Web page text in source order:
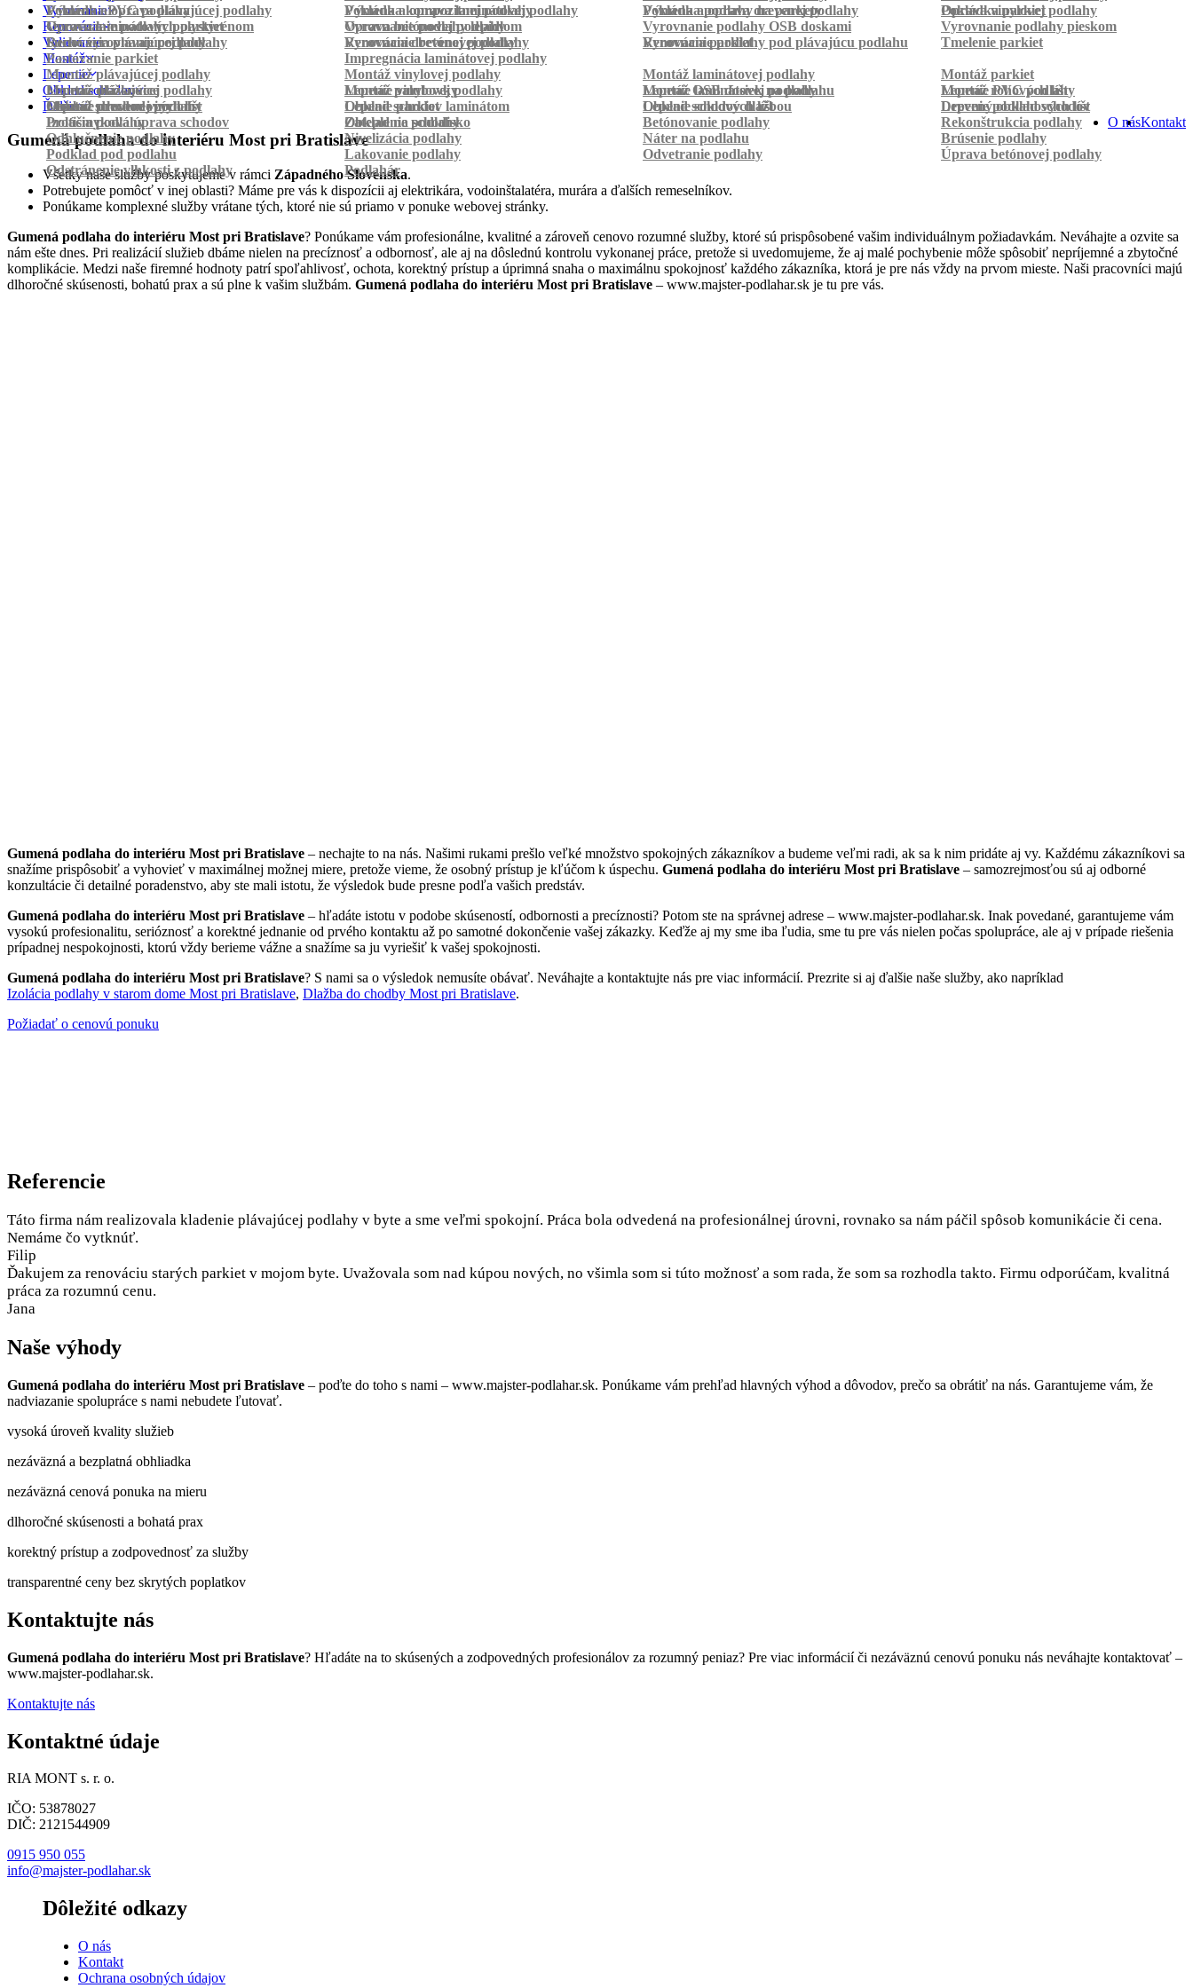
Pokládka PVC podlahy
Pokládka kompozitnej podlahy Pokládka podlahy na parkety Pokládka parkiet
Výmena a oprava plávajúcej podlahy
Výmena a oprava laminátovej podlahy Výmena a oprava drevenej podlahy
Oprava vinylovej podlahy
Oprava laminátových parkiet
Oprava betónovej podlahy
Vyrovnanie
Vyrovnanie podlahy polystyrénom
Vyrovnanie podlahy lepidlom Vyrovnanie podlahy OSB doskami
Vyrovnanie podlahy pieskom
Suché vyrovnanie podlahy
Vyrovnanie betónovej podlahy Vyrovnanie podlahy pod plávajúcu podlahu
Renovácia
Renovácia plávajúcej podlahy
Renovácia drevenej podlahy Renovácia parkiet
Tmelenie parkiet
Pastovanie parkiet
Impregnácia laminátovej podlahy
Vylievanie
Montáž
Montáž plávajúcej podlahy
Montáž vinylovej podlahy Montáž laminátovej podlahy
Montáž parkiet
Montáž dlážkovice
Montáž palubovky Montáž OSB dosiek na podlahu
Montáž rohových líšt
Montáž prechodových líšt
Lepenie
Lepenie plávajúcej podlahy
Lepenie vinylovej podlahy Lepenie laminátovej podlahy
Lepenie PVC podlahy
Lepenie drevenej podlahy
Lepenie parkiet Lepenie soklových líšt Lepenie podlahových líšt
Obklad schodov
Obklad schodov vinylom
Obklad schodov laminátom Obklad schodov dlažbou
Drevený obklad schodov
Protišmyková úprava schodov
Obklad na schodisko
Ďalšie
Izolácia podlahy
Zateplenie podlahy Betónovanie podlahy
Rekonštrukcia podlahy
Odhlučnenie podlahy
Nivelizácia podlahy Náter na podlahu
Brúsenie podlahy
Podklad pod podlahu
Lakovanie podlahy Odvetranie podlahy
Úprava betónovej podlahy
Odstránenie vlhkosti z podlahy
Podlahár
Kontakt
O nás
Gumená podlaha do interiéru Most pri Bratislave
Všetky naše služby poskytujeme v rámci Západného Slovenska.
Potrebujete pomôcť v inej oblasti? Máme pre vás k dispozícii aj elektrikára, vodoinštalatéra, murára a ďalších remeselníkov.
Ponúkame komplexné služby vrátane tých, ktoré nie sú priamo v ponuke webovej stránky.
Gumená podlaha do interiéru Most pri Bratislave? Ponúkame vám profesionálne, kvalitné a zároveň cenovo rozumné služby, ktoré sú prispôsobené vašim individuálnym požiadavkám. Neváhajte a ozvite sa
nám ešte dnes. Pri realizácií služieb dbáme nielen na precíznosť a odbornosť, ale aj na dôslednú kontrolu vykonanej práce, pretože si uvedomujeme, že aj malé pochybenie môže spôsobiť nepríjemné a zbytočné
komplikácie. Medzi naše firemné hodnoty patrí spoľahlivosť, ochota, korektný prístup a úprimná snaha o maximálnu spokojnosť každého zákazníka, ktorá je pre nás vždy na prvom mieste. Naši pracovníci majú
dlhoročné skúsenosti, bohatú prax a sú plne k vašim službám. Gumená podlaha do interiéru Most pri Bratislave – www.majster-podlahar.sk je tu pre vás.
Gumená podlaha do interiéru Most pri Bratislave – nechajte to na nás. Našimi rukami prešlo veľké množstvo spokojných zákazníkov a budeme veľmi radi, ak sa k nim pridáte aj vy. Každému zákazníkovi sa
snažíme prispôsobiť a vyhovieť v maximálnej možnej miere, pretože vieme, že osobný prístup je kľúčom k úspechu. Gumená podlaha do interiéru Most pri Bratislave – samozrejmosťou sú aj odborné
konzultácie či detailné poradenstvo, aby ste mali istotu, že výsledok bude presne podľa vašich predstáv.
Gumená podlaha do interiéru Most pri Bratislave – hľadáte istotu v podobe skúseností, odbornosti a precíznosti? Potom ste na správnej adrese – www.majster-podlahar.sk. Inak povedané, garantujeme vám
vysokú profesionalitu, serióznosť a korektné jednanie od prvého kontaktu až po samotné dokončenie vašej zákazky. Keďže aj my sme iba ľudia, sme tu pre vás nielen počas spolupráce, ale aj v prípade riešenia
prípadnej nespokojnosti, ktorú vždy berieme vážne a snažíme sa ju vyriešiť k vašej spokojnosti.
Gumená podlaha do interiéru Most pri Bratislave? S nami sa o výsledok nemusíte obávať. Neváhajte a kontaktujte nás pre viac informácií. Prezrite si aj ďalšie naše služby, ako napríklad
Izolácia podlahy v starom dome Most pri Bratislave, Dlažba do chodby Most pri Bratislave.
Požiadať o cenovú ponuku
Referencie
Táto firma nám realizovala kladenie plávajúcej podlahy v byte a sme veľmi spokojní. Práca bola odvedená na profesionálnej úrovni, rovnako sa nám páčil spôsob komunikácie či cena.
Nemáme čo vytknúť.
Filip
Ďakujem za renováciu starých parkiet v mojom byte. Uvažovala som nad kúpou nových, no všimla som si túto možnosť a som rada, že som sa rozhodla takto. Firmu odporúčam, kvalitná
práca za rozumnú cenu.
Jana
Naše výhody
Gumená podlaha do interiéru Most pri Bratislave – poďte do toho s nami – www.majster-podlahar.sk. Ponúkame vám prehľad hlavných výhod a dôvodov, prečo sa obrátiť na nás. Garantujeme vám, že
nadviazanie spolupráce s nami nebudete ľutovať.
vysoká úroveň kvality služieb
nezáväzná a bezplatná obhliadka
nezáväzná cenová ponuka na mieru
dlhoročné skúsenosti a bohatá prax
korektný prístup a zodpovednosť za služby
transparentné ceny bez skrytých poplatkov
Kontaktujte nás
Gumená podlaha do interiéru Most pri Bratislave? Hľadáte na to skúsených a zodpovedných profesionálov za rozumný peniaz? Pre viac informácií či nezáväznú cenovú ponuku nás neváhajte kontaktovať –
www.majster-podlahar.sk.
Kontaktujte nás
Kontaktné údaje
RIA MONT s. r. o.
IČO: 53878027
DIČ: 2121544909
0915 950 055
info@majster-podlahar.sk
Dôležité odkazy
O nás
Kontakt
Ochrana osobných údajov